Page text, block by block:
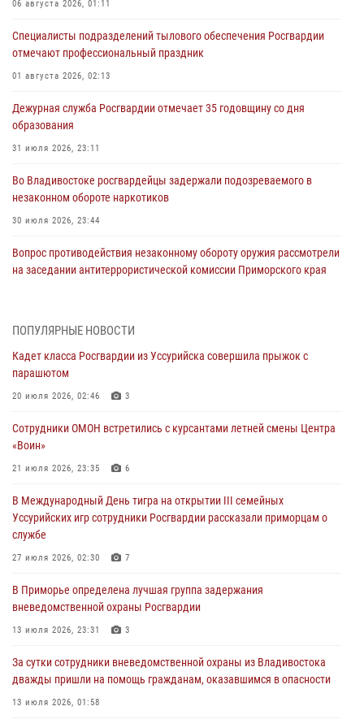
06 августа 2026, 01:11
Специалисты подразделений тылового обеспечения Росгвардии
отмечают профессиональный праздник
01 августа 2026, 02:13
Дежурная служба Росгвардии отмечает 35 годовщину со дня
образования
31 июля 2026, 23:11
Во Владивостоке росгвардейцы задержали подозреваемого в
незаконном обороте наркотиков
30 июля 2026, 23:44
Вопрос противодействия незаконному обороту оружия рассмотрели
на заседании антитеррористической комиссии Приморского края
Во Владивостоке во дворе жилого дома сотрудники
29 июля 2026, 01:17
В День Крещения Руси в Князь-Владимирском храме – Главном
ходом
посвященном Дню Крещения Руси
28 июля 2026, 05:39 3
В Международный День тигра на открытии III семейных
службе
27 июля 2026, 02:30
ПОПУЛЯРНЫЕ НОВОСТИ
Кадет класса Росгвардии из Уссурийска совершила прыжок с
парашютом
20 июля 2026, 02:46 3
Сотрудники ОМОН встретились с курсантами летней смены Центра
«Воин»
21 июля 2026, 23:35 6
В Международный День тигра на открытии III семейных
Уссурийских игр сотрудники Росгвардии рассказали приморцам о
службе
27 июля 2026, 02:30 7
В Приморье определена лучшая группа задержания
вневедомственной охраны Росгвардии
13 июля 2026, 23:31 3
За сутки сотрудники вневедомственной охраны из Владивостока
дважды пришли на помощь гражданам, оказавшимся в опасности
13 июля 2026, 01:58